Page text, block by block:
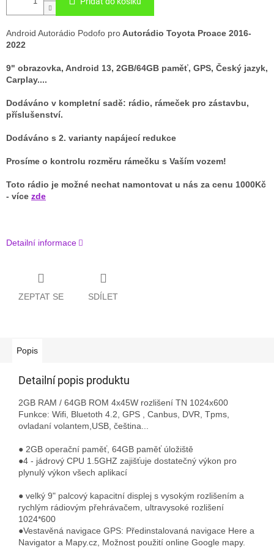
Android Autorádio Podofo proAutorádio Toyota Proace 2016-
2022
9" obrazovka, Android 13, 2GB/64GB paměť, GPS, Český jazyk,
Carplay....
Dodáváno v kompletní sadě: rádio, rámeček pro zástavbu,
příslušenství.
Dodáváno s 2. varianty napájecí redukce
Prosíme o kontrolu rozměru rámečku s Vaším vozem!
Toto rádio je možné nechat namontovat u nás za cenu 1000Kč
- více zde
Detailní informace
ZEPTAT SE SDÍLET
Popis
Detailní popis produktu
2GB RAM / 64GB ROM 4x45W rozlišení TN 1024x600
Funkce: Wifi, Bluetoth 4.2, GPS , Canbus, DVR, Tpms,
ovladaní volantem,USB, čeština...
● 2GB operační paměť, 64GB paměť úložiště
●4 - jádrový CPU 1.5GHZ zajišťuje dostatečný výkon pro
plynulý výkon všech aplikací
● velký 9" palcový kapacitní displej s vysokým rozlišením a
rychlým rádiovým přehrávačem, ultravysoké rozlišení
1024*600
●Vestavěná navigace GPS: Předinstalovaná navigace Here a
Navigator a Mapy.cz, Možnost použití online Google mapy.